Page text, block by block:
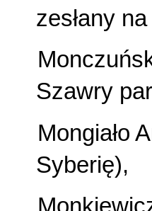
zesłany
Szawry
Mongiało
Syberię),